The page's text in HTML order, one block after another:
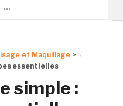
et Maquillage >
essentielles
simple :